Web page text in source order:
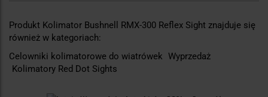
Produkt Kolimator Bushnell RMX-300 Reflex Sight znajduje się
również w kategoriach:
Celowniki kolimatorowe do wiatrówek Wyprzedaż
Kolimatory Red Dot Sights